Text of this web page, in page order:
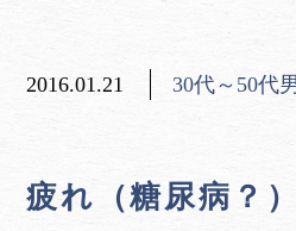
2016.01.21 30代～50代
疲れ（糖尿病？）